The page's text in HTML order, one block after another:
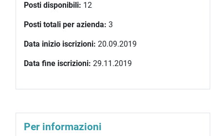
Posti disponibili: 12
Posti totali per azienda: 3
Data inizio iscrizioni: 20.09.2019
Data fine iscrizioni: 29.11.2019
Per informazioni